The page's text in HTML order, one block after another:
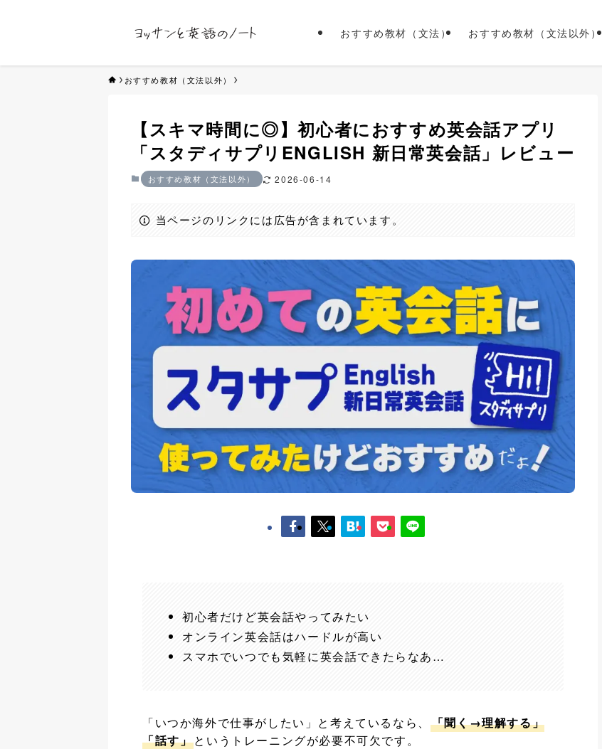
おすすめ教材（文法） おすすめ教材（文法以外）
おすすめ教材（文法以外）
【スキマ時間に◎】初心者におすすめ英会話アプリ
「スタディサプリENGLISH 新日常英会話」レビュー
おすすめ教材（文法以外） 2026-06-14
当ページのリンクには広告が含まれています。
初心者だけど英会話やってみたい
オンライン英会話はハードルが高い
スマホでいつでも気軽に英会話できたらなあ…
「いつか海外で仕事がしたい」と考えているなら、 「聞く→理解する」
「話す」というトレーニングが必要不可欠です。